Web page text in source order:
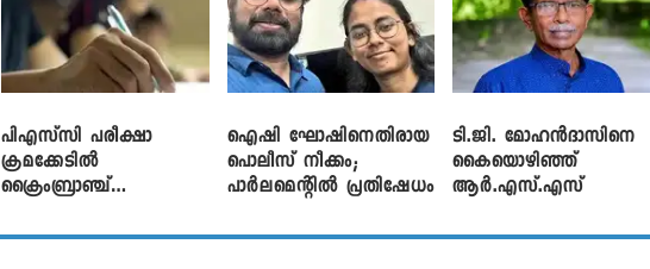
പിഎസ്‌സി പരീക്ഷാ
ക്രമക്കേ‌ടിൽ
ക്രൈംബ്രാഞ്ച്
ഐഷി ഘോഷിനെതിരായ
പൊലീസ് നീക്കം;
പാര്‍ലമെന്റിൽ പ്രതിഷേധം
ടി.ജി. മോഹൻദാസിനെ
കൈയൊഴിഞ്ഞ്
ആർ.എസ്.എസ്